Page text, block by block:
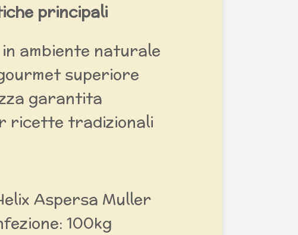
principali
ambiente naturale
superiore
garantita
ricette tradizionali
Aspersa Muller
100kg